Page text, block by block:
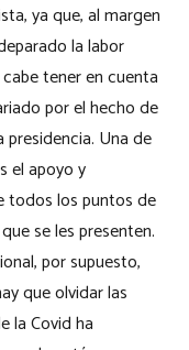
ya que, al margen
la labor
tener en cuenta
por el hecho de
Una de
el apoyo y
todos los puntos de
se les presenten.
por supuesto,
que olvidar las
la Covid ha